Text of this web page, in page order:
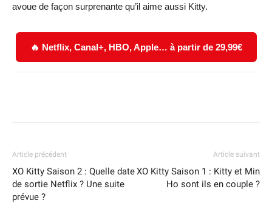
avoue de façon surprenante qu’il aime aussi Kitty.
🔥 Netflix, Canal+, HBO, Apple… à partir de 29,99€
Article précédent
XO Kitty Saison 2 : Quelle date
de sortie Netflix ? Une suite
prévue ?
Article suivant
XO Kitty Saison 1 : Kitty et Min
Ho sont ils en couple ?